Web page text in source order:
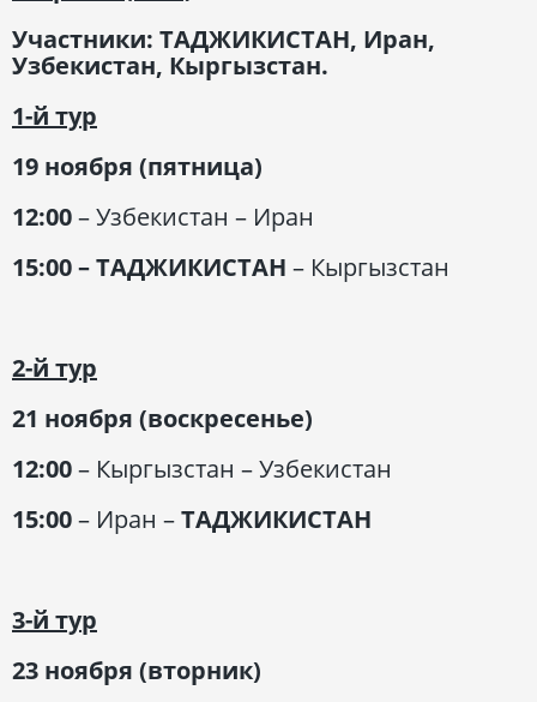
Участники: ТАДЖИКИСТАН, Иран,
Узбекистан, Кыргызстан.
1-й тур
19 ноября (пятница)
12:00– Узбекистан – Иран
15:00– ТАДЖИКИСТАН – Кыргызстан
2-й тур
21 ноября (воскресенье)
12:00– Кыргызстан – Узбекистан
15:00– Иран –ТАДЖИКИСТАН
3-й тур
23 ноября (вторник)